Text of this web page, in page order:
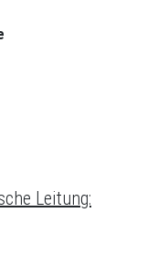
Leitung: